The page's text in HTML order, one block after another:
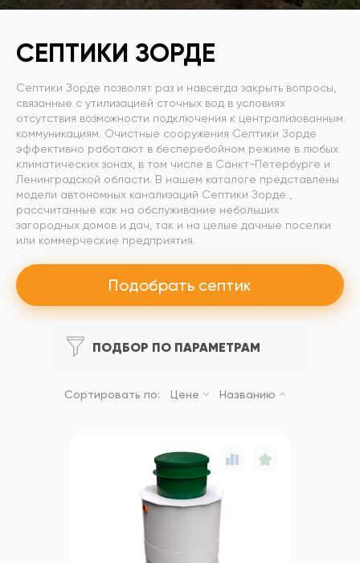
СЕПТИКИ ЗОРДЕ
Септики Зорде позволят раз и навсегда закрыть вопросы,
связанные с утилизацией сточных вод в условиях
отсутствия возможности подключения к централизованным
коммуникациям. Очистные сооружения Септики Зорде
эффективно работают в бесперебойном режиме в любых
климатических зонах, в том числе в Санкт-Петербурге и
Ленинградской области. В нашем каталоге представлены
модели автономных канализаций Септики Зорде ,
рассчитанные как на обслуживание небольших
загородных домов и дач, так и на целые дачные поселки
или коммерческие предприятия.
Подобрать септик
ПОДБОР ПО ПАРАМЕТРАМ
Сортировать по: Цене Названию